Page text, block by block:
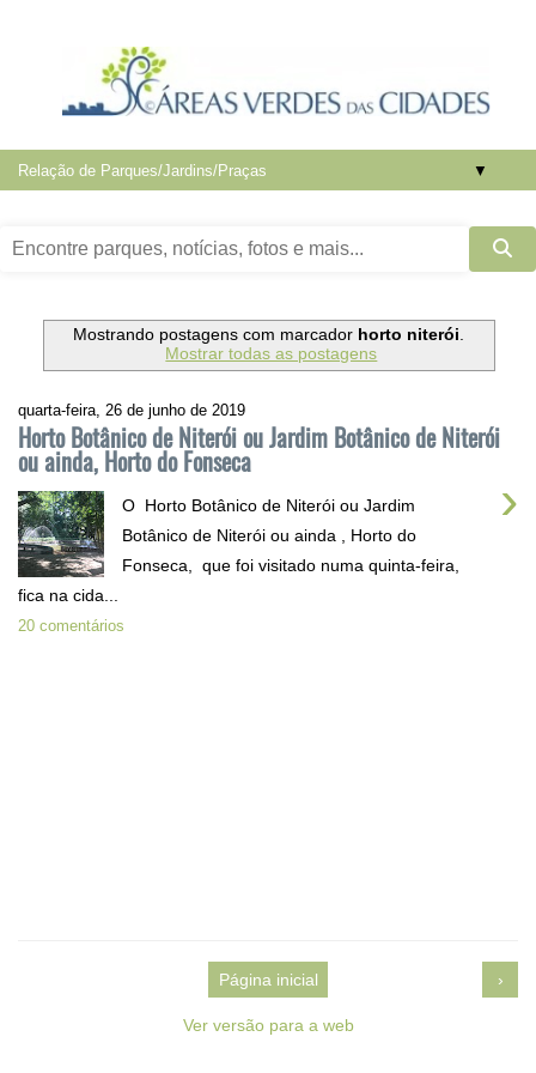
▼
Mostrando postagens com marcador horto niterói.
Mostrar todas as postagens
quarta-feira, 26 de junho de 2019
Horto Botânico de Niterói ou Jardim Botânico de Niterói
ou ainda, Horto do Fonseca
›
O Horto Botânico de Niterói ou Jardim
Botânico de Niterói ou ainda , Horto do
Fonseca, que foi visitado numa quinta-feira,
fica na cida...
20 comentários
›
Página inicial
Ver versão para a web